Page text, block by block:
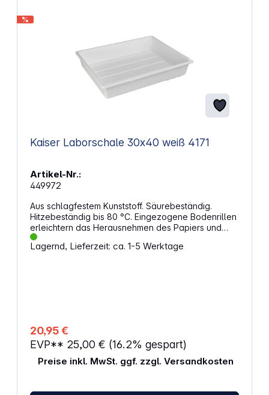
%
Kaiser Laborschale 30x40 weiß 4171
Artikel-Nr.:
449972
Aus schlagfestem Kunststoff. Säurebeständig.
Hitzebeständig bis 80 °C. Eingezogene Bodenrillen
erleichtern das Herausnehmen des Papiers und
gewähren optimalen Chemikalienfluss und Stabilität.
Mit Ausgussnase. Rastmulde für
Lagernd, Lieferzeit: ca. 1-5 Werktage
20,95 €
EVP** 25,00 € (16.2% gespart)
Preise inkl. MwSt. ggf. zzgl. Versandkosten